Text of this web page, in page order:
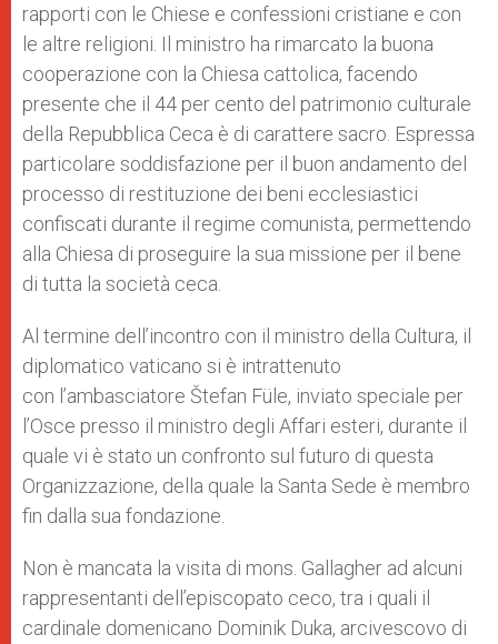
rapporti con le Chiese e confessioni cristiane e con
le altre religioni. Il ministro ha rimarcato la buona
cooperazione con la Chiesa cattolica, facendo
presente che il 44 per cento del patrimonio culturale
della Repubblica Ceca è di carattere sacro. Espressa
particolare soddisfazione per il buon andamento del
processo di restituzione dei beni ecclesiastici
confiscati durante il regime comunista, permettendo
alla Chiesa di proseguire la sua missione per il bene
di tutta la società ceca.
Al termine dell’incontro con il ministro della Cultura, il
diplomatico vaticano si è intrattenuto
con l’ambasciatore Štefan Füle, inviato speciale per
l’Osce presso il ministro degli Affari esteri, durante il
quale vi è stato un confronto sul futuro di questa
Organizzazione, della quale la Santa Sede è membro
fin dalla sua fondazione.
Non è mancata la visita di mons. Gallagher ad alcuni
rappresentanti dell’episcopato ceco, tra i quali il
cardinale domenicano Dominik Duka, arcivescovo di